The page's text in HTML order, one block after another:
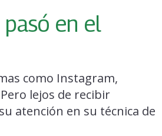
en el
como Instagram,
lejos de recibir
atención en su técnica de